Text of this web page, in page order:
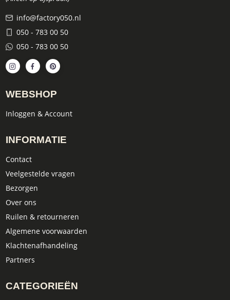
info@factory050.nl
050 - 783 00 50
050 - 783 00 50
WEBSHOP
Inloggen & Account
INFORMATIE
Contact
Veelgestelde vragen
Bezorgen
Over ons
Ruilen & retourneren
Algemene voorwaarden
Klachtenafhandeling
Partners
CATEGORIEËN